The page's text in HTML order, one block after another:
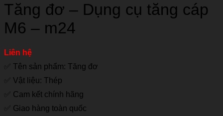
Tăng đơ – Dụng cụ tăng cáp
M6 – m24
Liên hệ
✅ Tên sản phẩm: Tăng đơ
✅ Vật liệu: Thép
✅ Cam kết chính hãng
✅ Giao hàng toàn quốc